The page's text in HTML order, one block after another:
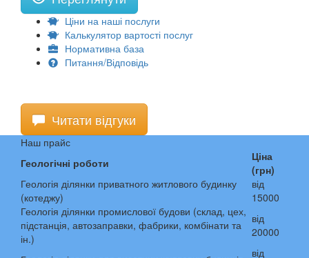
Ціни на наші послуги
Калькулятор вартості послуг
Нормативна база
Питання/Відповідь
Читати відгуки
Наш прайс
Геологічні роботи
Ціна
(грн)
Геологія ділянки приватного житлового будинку
(котеджу)
від
15000
Геологія ділянки промислової будови (склад, цех,
підстанція, автозаправки, фабрики, комбінати та
ін.)
від
20000
від